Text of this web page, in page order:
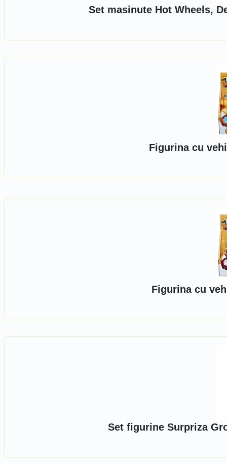
Set masinute Hot Wheels,
Figurina cu
Figurina cu
Set figurine Surpriza